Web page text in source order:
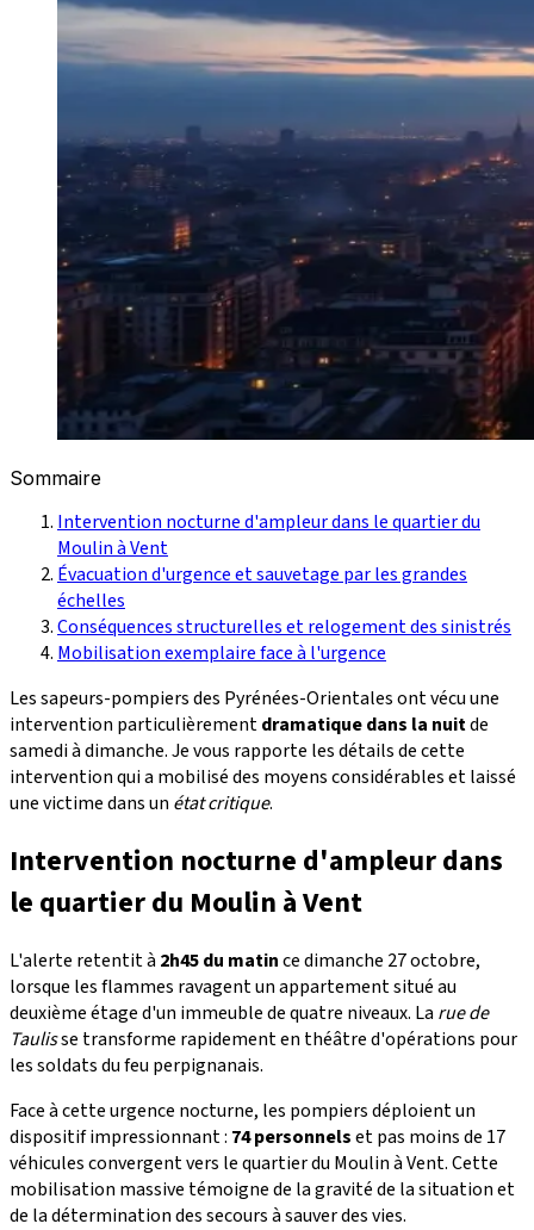
Sommaire
Intervention nocturne d'ampleur dans le quartier du
Moulin à Vent
Évacuation d'urgence et sauvetage par les grandes
échelles
Conséquences structurelles et relogement des sinistrés
Mobilisation exemplaire face à l'urgence
Les sapeurs-pompiers des Pyrénées-Orientales ont vécu une
intervention particulièrementdramatique dans la nuitde
samedi à dimanche. Je vous rapporte les détails de cette
intervention qui a mobilisé des moyens considérables et laissé
une victime dans un état critique.
Intervention nocturne d'ampleur dans
le quartier du Moulin à Vent
L'alerte retentit à 2h45 du matince dimanche 27 octobre,
lorsque les flammes ravagent un appartement situé au
deuxième étage d'un immeuble de quatre niveaux. La rue de
Taulisse transforme rapidement en théâtre d'opérations pour
les soldats du feu perpignanais.
Face à cette urgence nocturne, les pompiers déploient un
dispositif impressionnant : 74 personnelset pas moins de 17
véhicules convergent vers le quartier du Moulin à Vent. Cette
mobilisation massive témoigne de la gravité de la situation et
de la détermination des secours à sauver des vies.